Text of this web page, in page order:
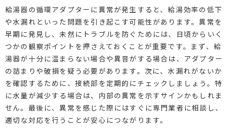
給湯器の循環アダプターに異常が発生すると、給湯効率の低下
や水漏れといった問題を引き起こす可能性があります。異常を
早期に発見し、未然にトラブルを防ぐためには、日頃からいく
つかの観察ポイントを押さえておくことが重要です。まず、給
湯器が十分に温まらない場合や異音がする場合は、アダプター
の詰まりや破損を疑う必要があります。次に、水漏れがないか
を確認するために、接続部を定期的にチェックしましょう。特
に水量が減少する場合は、内部の異常を示すサインかもしれま
せん。最後に、異常を感じた際にはすぐに専門業者に相談し、
適切な対応を行うことが安心につながります。